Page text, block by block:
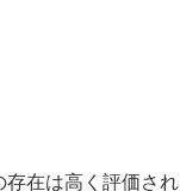
在は高く評価され